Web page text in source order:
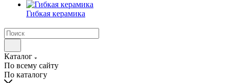
Гибкая керамика
Каталог
По всему сайту
По каталогу